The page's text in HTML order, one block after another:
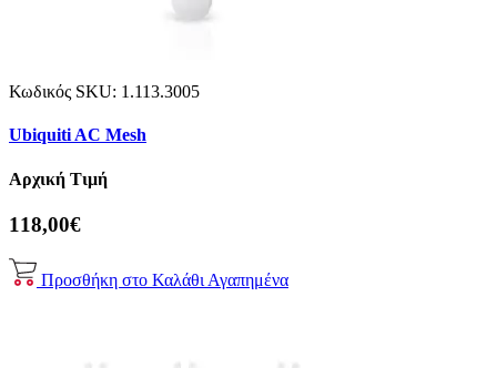
Κωδικός SKU: 1.113.3005
Ubiquiti AC Mesh
Αρχική Τιμή
118,00€
Προσθήκη στο Καλάθι Αγαπημένα